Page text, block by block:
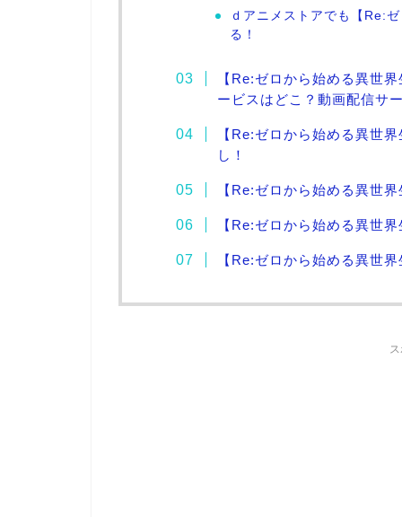
ｄアニメストアでも【Re:
る！
【Re:ゼロから始める異世
ービスはどこ？動画配信サ
【Re:ゼロから始める異世
し！
【Re:ゼロから始める異世
【Re:ゼロから始める異世
【Re:ゼロから始める異世